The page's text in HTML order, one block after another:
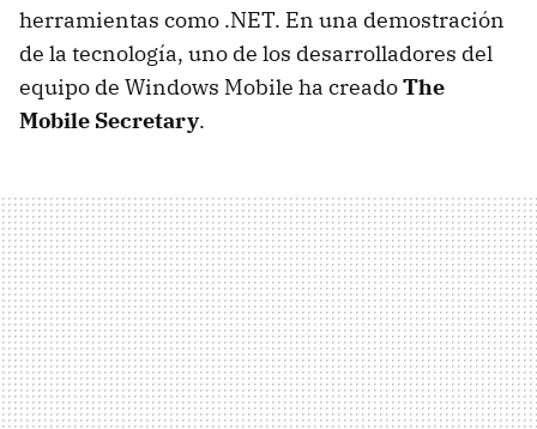
herramientas como .NET. En una demostración
de la tecnología, uno de los desarrolladores del
equipo de Windows Mobile ha creadoThe
Mobile Secretary.